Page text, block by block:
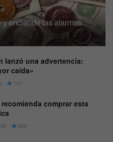
enciende las alarmas
lanzó una advertencia:
caída»
701
comprar esta
658